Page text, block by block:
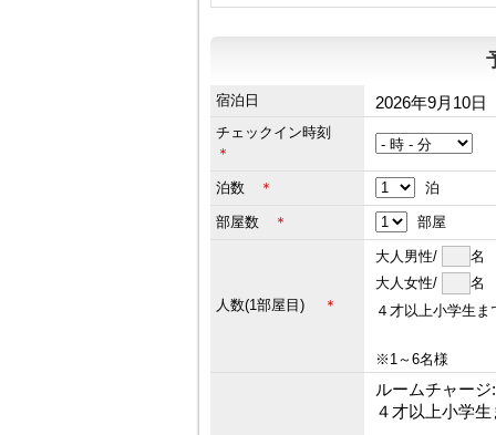
宿泊日 2026年9月10日
チェックイン時刻
＊
泊数 ＊ 泊
部屋数 ＊ 部屋
人数(1部屋目) ＊
大人男性/
大人女性/
４才以上小学生
※1～6名様
ルームチャージ
４才以上小学